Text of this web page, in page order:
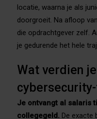
locatie, waarna je als
doorgroeit. Na afloop
die opdrachtgever zelf.
je gedurende het hele
Wat verdien
Je ontvangt al salaris
collegegeld. De exacte